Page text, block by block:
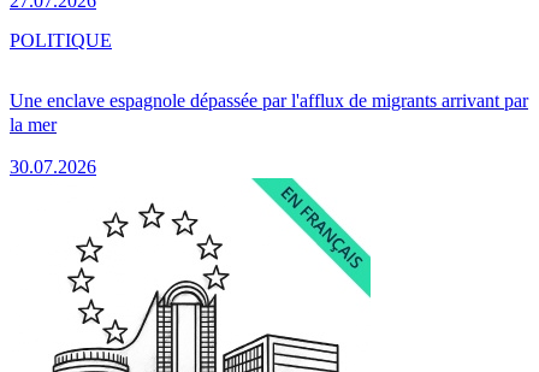
Une enclave espagnole dépassée par l'afflux de migrants arrivant par
la mer
30.07.2026
POLITIQUE